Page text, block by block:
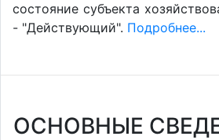
состояние субъекта
- "Действующий". Подробнее...
ОСНОВНЫЕ